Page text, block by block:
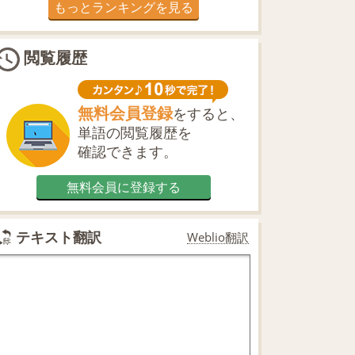
もっとランキングを見る
閲覧履歴
無料会員登録をすると、
単語の閲覧履歴を
確認できます。
無料会員に登録する
テキスト翻訳 Weblio翻訳